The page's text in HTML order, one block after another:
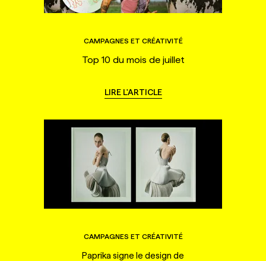
CAMPAGNES ET CRÉATIVITÉ
Top 10 du mois de juillet
LIRE L'ARTICLE
CAMPAGNES ET CRÉATIVITÉ
Paprika signe le design de